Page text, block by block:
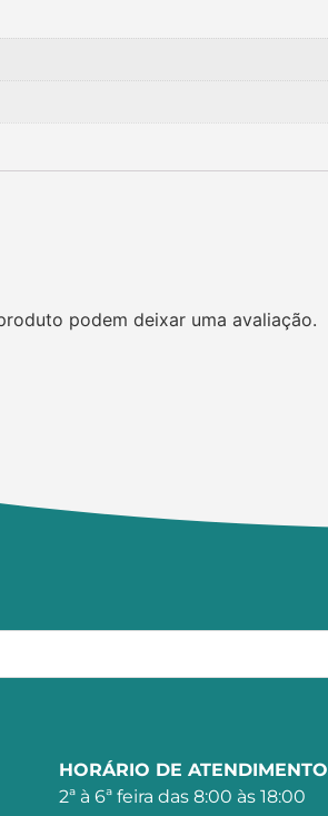
podem deixar uma avaliação.
HORÁRIO DE ATENDIMENTO
2ª à 6ª feira das 8:00 às 18:00